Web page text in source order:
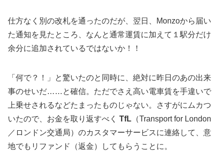
仕方なく別の改札を通ったのだが、翌日、Monzoから届い
た通知を見たところ、なんと通常運賃に加えて１駅分だけ
余分に追加されているではないか！！
「何で？！」と驚いたのと同時に、絶対に昨日のあの出来
事のせいだ……と確信。ただでさえ高い電車賃を手違いで
上乗せされるなどたまったものじゃない。さすがにムカつ
いたので、お金を取り返すべく TfL （Transport for London
／ロンドン交通局）のカスタマーサービスに連絡して、意
地でもリファンド（返金）してもらうことに。